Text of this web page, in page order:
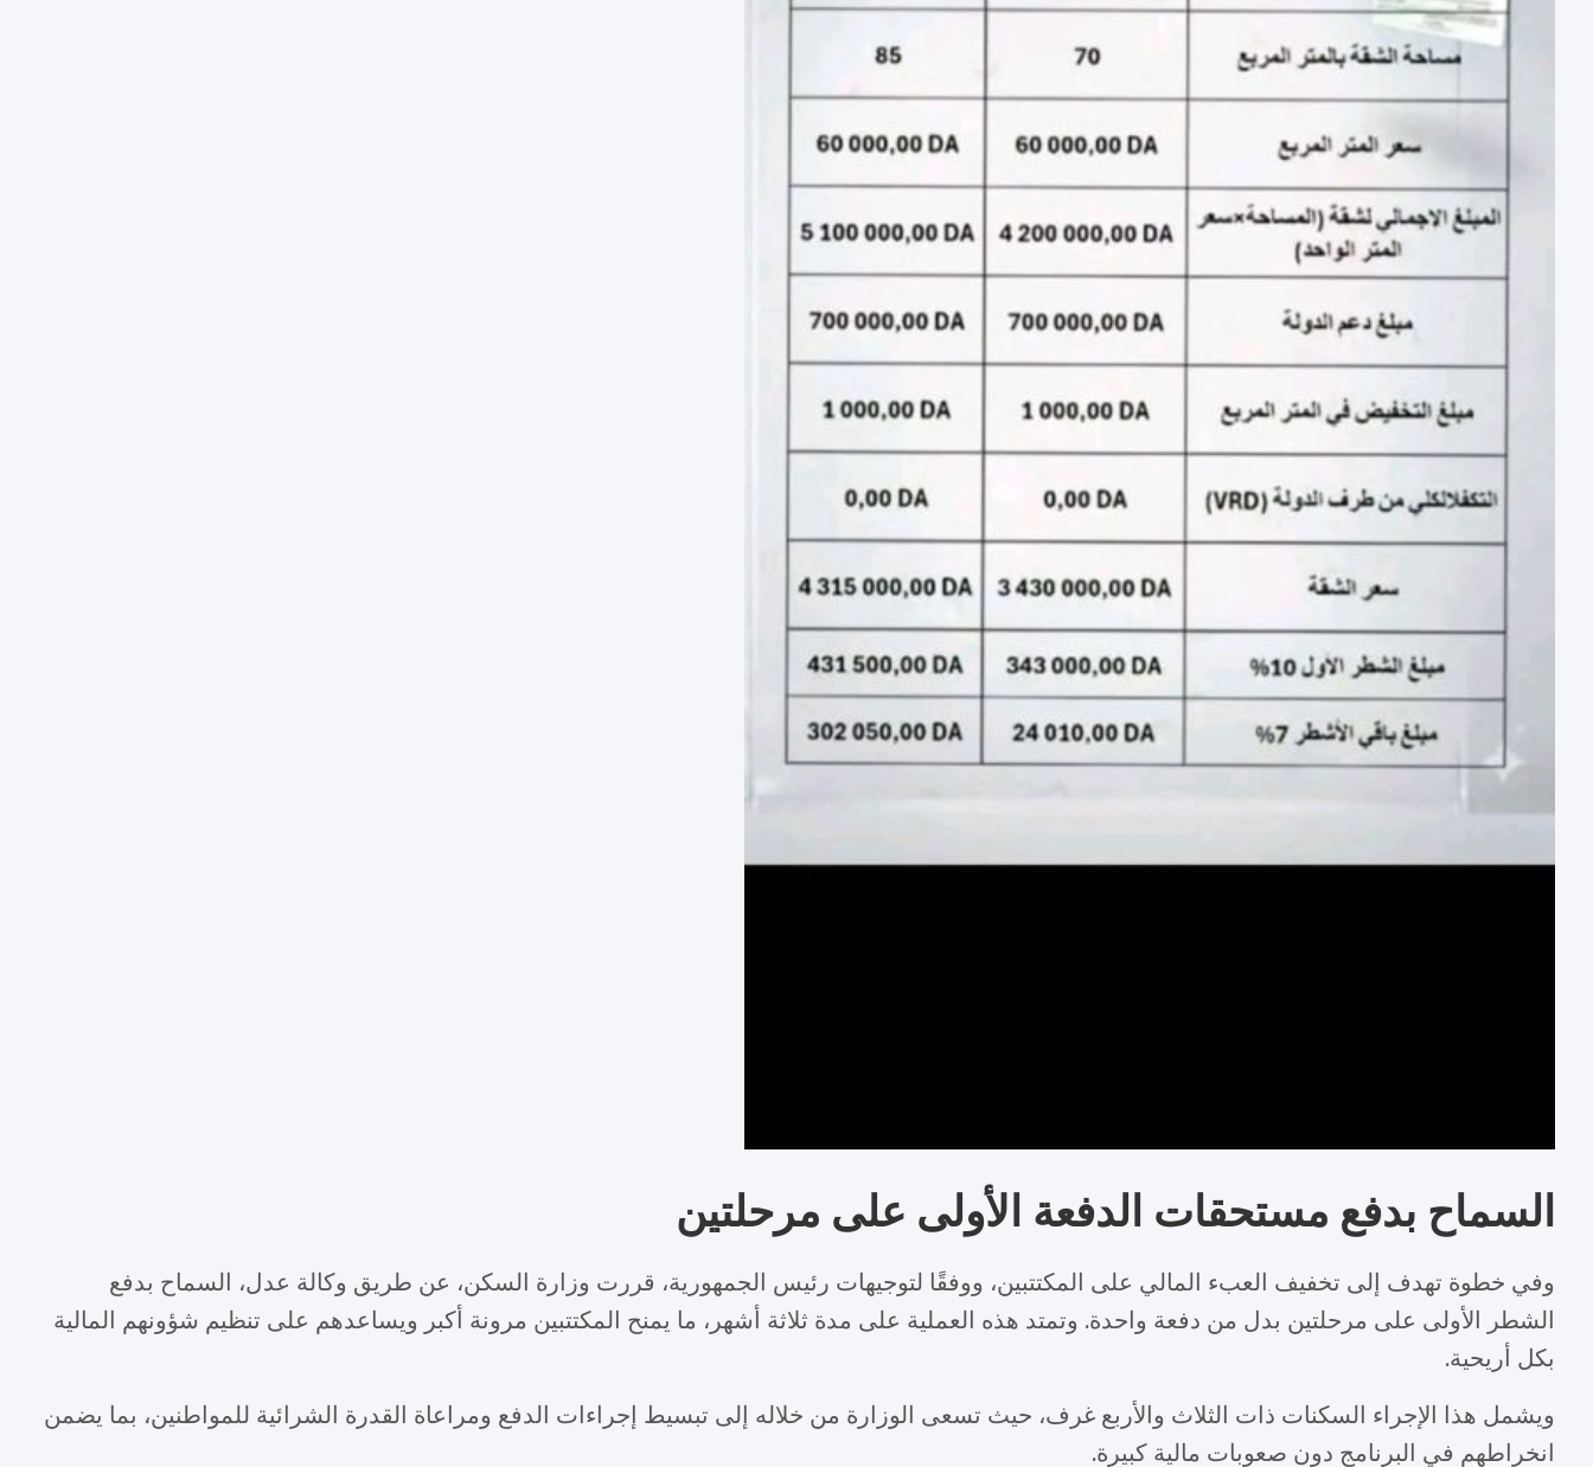
السماح بدفع مستحقات الدفعة الأولى على مرحلتين
وفي خطوة تهدف إلى تخفيف العبء المالي على المكتتبين، ووفقًا لتوجيهات رئيس الجمهورية، قررت وزارة السكن، عن طريق وكالة عدل، السماح بدفع
الشطر الأولى على مرحلتين بدل من دفعة واحدة. وتمتد هذه العملية على مدة ثلاثة أشهر، ما يمنح المكتتبين مرونة أكبر ويساعدهم على تنظيم شؤونهم المالية
بكل أريحية.
ويشمل هذا الإجراء السكنات ذات الثلاث والأربع غرف، حيث تسعى الوزارة من خلاله إلى تبسيط إجراءات الدفع ومراعاة القدرة الشرائية للمواطنين، بما يضمن
انخراطهم في البرنامج دون صعوبات مالية كبيرة.